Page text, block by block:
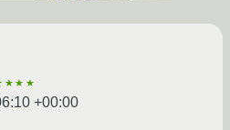
+00:00